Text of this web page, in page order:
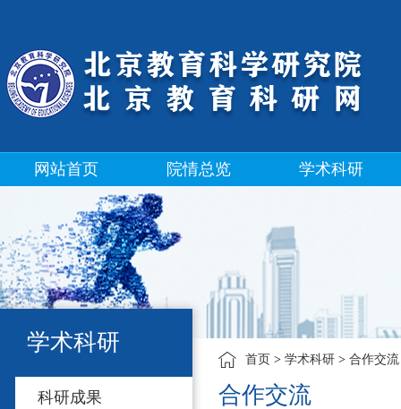
网站首页 院情总览 学术科研
学术科研
科研成果
首页 > 学术科研 > 合作交流
合作交流